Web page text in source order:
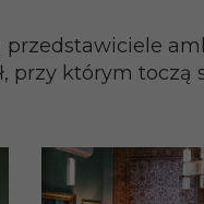
przy którym toczą